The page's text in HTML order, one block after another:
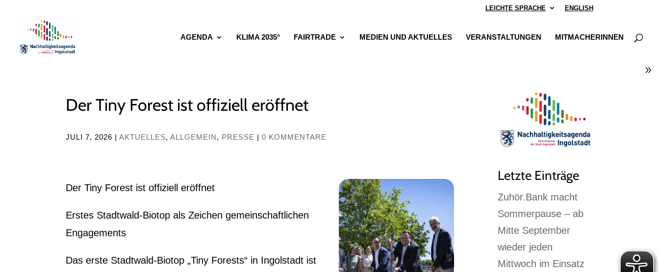
LEICHTE SPRACHE ENGLISH
AGENDA KLIMA 2035° FAIRTRADE MEDIEN UND AKTUELLES VERANSTALTUNGEN MITMACHERINNEN
Der Tiny Forest ist offiziell eröffnet
JULI 7, 2026 |AKTUELLES,ALLGEMEIN, PRESSE |0 KOMMENTARE
Der Tiny Forest ist offiziell eröffnet
Erstes Stadtwald-Biotop als Zeichen gemeinschaftlichen
Engagements
Das erste Stadtwald-Biotop „Tiny Forests“ in Ingolstadt ist
Letzte Einträge
Zuhör.Bank macht
Sommerpause – ab
Mitte September
wieder jeden
Mittwoch im Einsatz